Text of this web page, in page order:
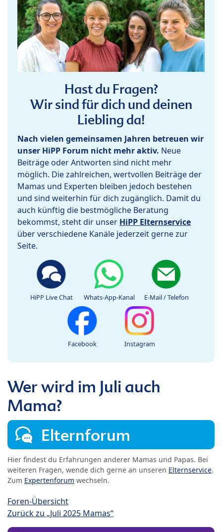
Hast du Fragen?
Wir sind für dich und deinen
Liebling da!
Nach vielen gemeinsamen Jahren betreuen wir
unser HiPP Forum nicht mehr aktiv. Neue
Beiträge oder Antworten sind nicht mehr
möglich. Die zahlreichen, wertvollen Beiträge der
Mamas und Experten bleiben jedoch bestehen
und sind weiterhin für dich zugänglich. Damit du
auch künftig die bestmögliche Beratung
bekommst, steht dir unser HiPP Elternservice
über verschiedene Kanäle jederzeit gerne zur
Seite.
HiPP Live Chat Whats-App-Kanal E-Mail / Telefon
Facebook Instagram
Wer wird im Juli auch
Mama?
Elternforum
Hier findest du Erfahrungen anderer Mamas und Papas. Bei
weiteren Fragen, wende dich gerne an unseren Elternservice.
Zum Expertenforum wechseln.
Foren-Übersicht
Zurück zu „Juli 2025 Mamas“